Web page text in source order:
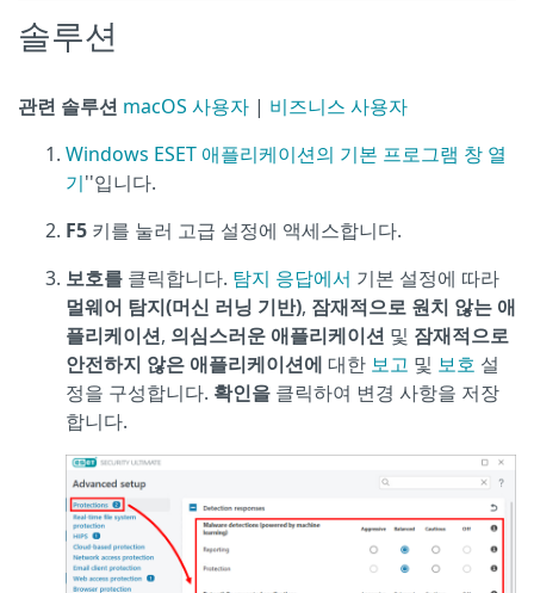
솔루션
관련 솔루션 macOS 사용자 | 비즈니스 사용자
Windows ESET 애플리케이션의 기본 프로그램 창 열
기''입니다.
F5 키를 눌러 고급 설정에 액세스합니다.
보호를 클릭합니다. 탐지 응답에서 기본 설정에 따라
멀웨어 탐지(머신 러닝 기반), 잠재적으로 원치 않는 애
플리케이션, 의심스러운 애플리케이션 및 잠재적으로
안전하지 않은 애플리케이션에 대한 보고 및 보호 설
정을 구성합니다. 확인을 클릭하여 변경 사항을 저장
합니다.